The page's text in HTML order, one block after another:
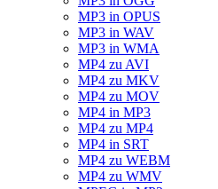
MP3 in OPUS
MP3 in WAV
MP3 in WMA
MP4 zu AVI
MP4 zu MKV
MP4 zu MOV
MP4 in MP3
MP4 zu MP4
MP4 in SRT
MP4 zu WEBM
MP4 zu WMV